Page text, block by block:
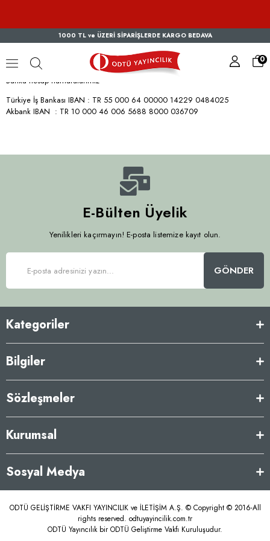
1000 TL ve ÜZERİ SİPARİŞLERDE KARGO BEDAVA
0
Banka hesap numaralarımız
Türkiye İş Bankası IBAN : TR 55 000 64 00000 14229 0484025
Akbank IBAN : TR 10 000 46 006 5688 8000 036709
E-Bülten Üyelik
Yenilikleri kaçırmayın! E-posta listemize kayıt olun.
GÖNDER
Kategoriler
Bilgiler
Sözleşmeler
Kurumsal
Sosyal Medya
ODTÜ GELİŞTİRME VAKFI YAYINCILIK ve İLETİŞİM A.Ş. © Copyright © 2016-All
rights reserved. odtuyayincilik.com.tr
ODTÜ Yayıncılık bir ODTÜ Geliştirme Vakfı Kuruluşudur.